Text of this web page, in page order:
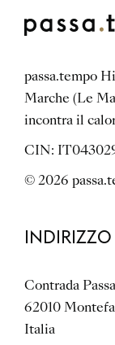
passa.tempo
Marche (Le
incontra il
CIN:
© 2026
INDIRIZZO
Contrada
62010
Italia